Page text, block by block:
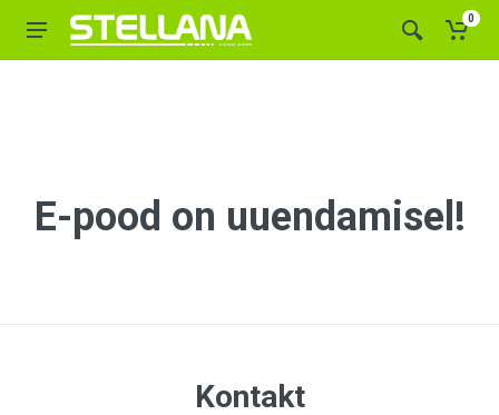
0
E-pood on uuendamisel!
Kontakt